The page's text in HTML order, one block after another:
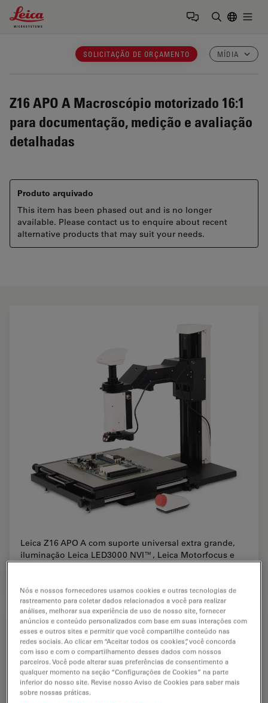
Leica Microsystems Logo
SOLICITAÇÃO DE ORÇAMENTO MÍDIA
Z16 APO A Macroscópio motorizado 16:1
para documentação, medição e avaliação
detalhadas
Produto arquivado
This item has been phased out and is no longer
available. Please contact us to enquire about recent
alternative products that may suit your needs.
Leica Z16 APO A com suporte universal extra grande,
iluminação Leica LED3000 NVI™, Leica Motorfocus e
Nós e nossos fornecedores usamos cookies e outras tecnologias de
rastreamento para coletar dados relacionados a você para realizar
análises, melhorar sua experiência de uso de nosso site, fornecer
anúncios e conteúdo personalizados com base em suas interações com
esses e outros sites e permitir que você compartilhe conteúdo nas
redes sociais. Ao clicar em “Aceitar todos os cookies”, você concorda
com isso e com o compartilhamento desses dados com nossos
parceiros. Você pode alterar suas preferências de consentimento a
qualquer momento na seção “Configurações de Cookies” na parte
inferior do nosso site. Revise nosso Aviso de Cookies para saber mais
sobre nossas práticas.